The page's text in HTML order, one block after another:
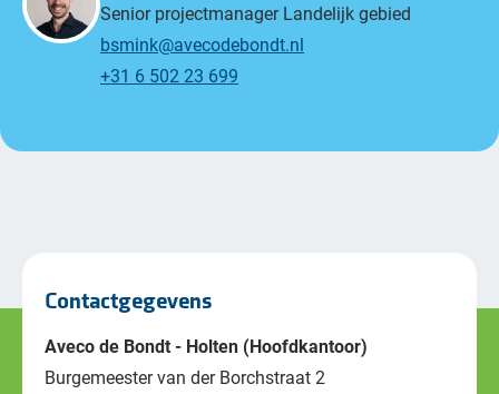
Senior projectmanager Landelijk gebied
bsmink@avecodebondt.nl
+31 6 502 23 699
Contactgegevens
Aveco de Bondt - Holten (Hoofdkantoor)
Burgemeester van der Borchstraat 2